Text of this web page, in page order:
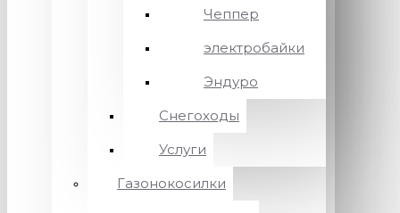
Чеппер
электробайки
Эндуро
Снегоходы
Услуги
Газонокосилки